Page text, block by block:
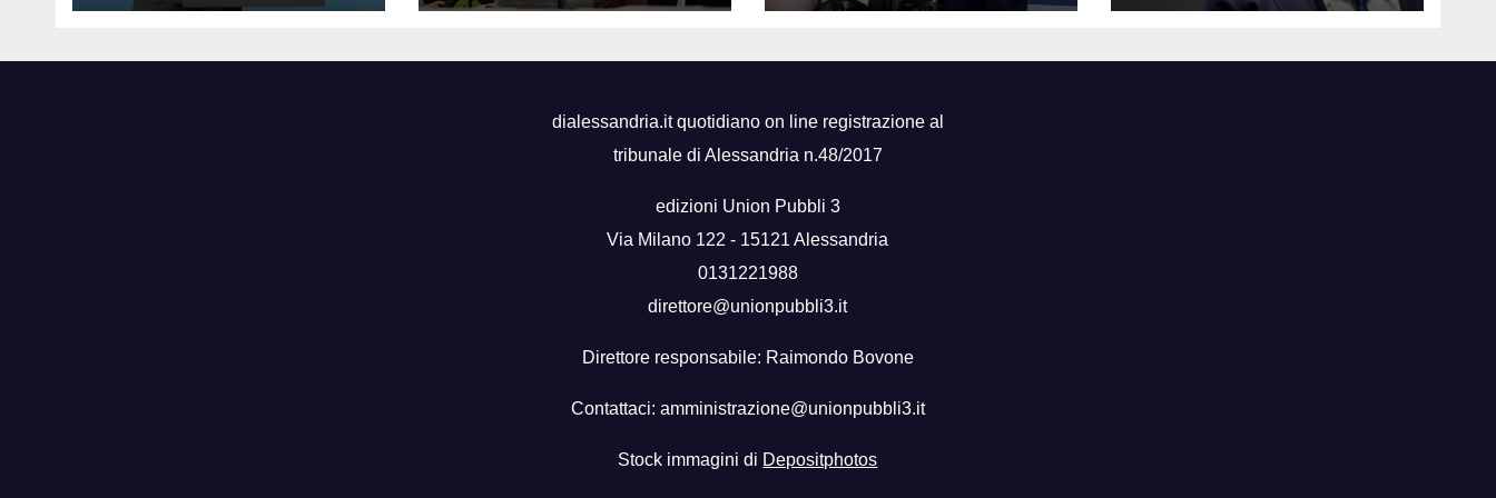
dialessandria.it quotidiano on line registrazione al
tribunale di Alessandria n.48/2017
edizioni Union Pubbli 3
Via Milano 122 - 15121 Alessandria
0131221988
direttore@unionpubbli3.it
Direttore responsabile: Raimondo Bovone
Contattaci: amministrazione@unionpubbli3.it
Stock immagini di Depositphotos